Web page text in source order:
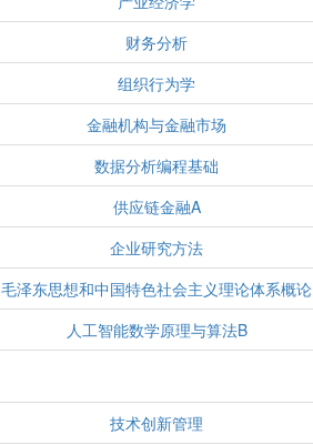
财务分析
组织行为学
金融机构与金融市场
数据分析编程基础
供应链金融A
企业研究方法
毛泽东思想和中国特色社会主义理论体系概论
人工智能数学原理与算法B
技术创新管理